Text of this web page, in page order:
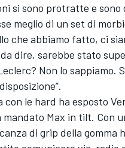
si sono protratte e
meglio di un set di
che abbiamo fatto, ci
dire, sarebbe stato
Non lo sappiamo.
le hard ha esposto
Max in tilt. Con
di grip della gomma